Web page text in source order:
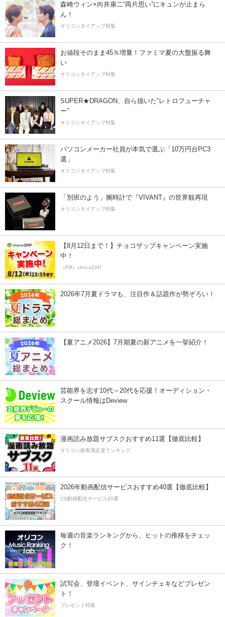
森崎ウィン×向井康二“両片思い”にキュンが止まら
ん！
オリコンタイアップ特集
お値段そのまま45％増量！ファミマ夏の大盤振る舞
い
オリコンタイアップ特集
SUPER★DRAGON、自ら描いた”レトロフューチャ
ー”
オリコンタイアップ特集
パソコンメーカー社員が本気で選ぶ「10万円台PC3
選」
オリコンタイアップ特集
「別班のよう」腕時計で『VIVANT』の世界観再現
オリコンタイアップ特集
【8月12日まで！】チョコザップキャンペーン実施
中！
（PR）chocoZAP
2026年7月夏ドラマも、注目作＆話題作が勢ぞろい！
【夏アニメ2026】7月期夏の新アニメを一挙紹介！
芸能界を志す10代～20代を応援！オーディション・
スクール情報はDeview
漫画読み放題サブスクおすすめ11選【徹底比較】
オリコン顧客満足度ランキング
2026年動画配信サービスおすすめ40選【徹底比較】
CS動画配信サービス20選
毎週の音楽ランキングから、ヒットの推移をチェッ
ク！
試写会、登壇イベント、サインチェキなどプレゼン
ト！
プレゼント特集